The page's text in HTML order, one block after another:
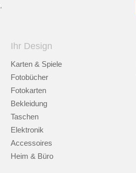
Ihr Design
Karten & Spiele
Fotobücher
Fotokarten
Bekleidung
Taschen
Elektronik
Accessoires
Heim & Büro